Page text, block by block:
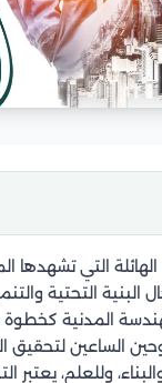
التي تشهدها
التحتية
المدنية
الساعين لتحقيق
وللعلم،